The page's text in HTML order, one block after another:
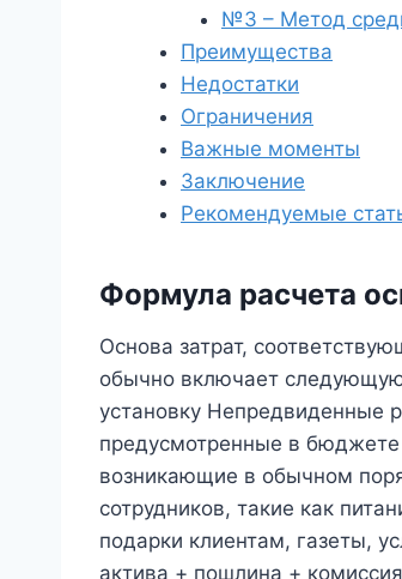
№3 – Метод
Преимущества
Недостатки
Ограничения
Важные моменты
Заключение
Рекомендуемые
Формула расчета
Основа затрат,
обычно включает
установку Непредвиденные
предусмотренные в
возникающие в обычном
сотрудников, такие как
подарки клиентам, газеты,
актива + пошлина +